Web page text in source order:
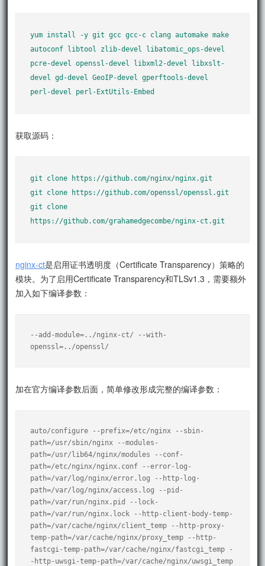
yum install -y git gcc gcc-c clang automake make
autoconf libtool zlib-devel libatomic_ops-devel
pcre-devel openssl-devel libxml2-devel libxslt-
devel gd-devel GeoIP-devel gperftools-devel
perl-devel perl-ExtUtils-Embed
获取源码：
git clone https://github.com/nginx/nginx.git
git clone https://github.com/openssl/openssl.git
git clone
https://github.com/grahamedgecombe/nginx-ct.git
nginx-ct是启用证书透明度（Certificate Transparency）策略的
模块。为了启用Certificate Transparency和TLSv1.3，需要额外
加入如下编译参数：
--add-module=../nginx-ct/ --with-
openssl=../openssl/
加在官方编译参数后面，简单修改形成完整的编译参数：
auto/configure --prefix=/etc/nginx --sbin-
path=/usr/sbin/nginx --modules-
path=/usr/lib64/nginx/modules --conf-
path=/etc/nginx/nginx.conf --error-log-
path=/var/log/nginx/error.log --http-log-
path=/var/log/nginx/access.log --pid-
path=/var/run/nginx.pid --lock-
path=/var/run/nginx.lock --http-client-body-temp-
path=/var/cache/nginx/client_temp --http-proxy-
temp-path=/var/cache/nginx/proxy_temp --http-
fastcgi-temp-path=/var/cache/nginx/fastcgi_temp -
-http-uwsgi-temp-path=/var/cache/nginx/uwsgi_temp